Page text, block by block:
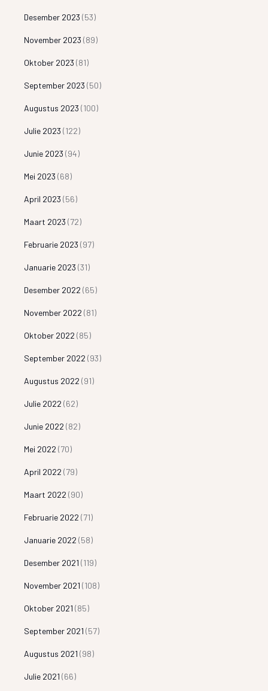
Desember 2023 (53)
November 2023 (89)
Oktober 2023 (81)
September 2023 (50)
Augustus 2023 (100)
Julie 2023 (122)
Junie 2023 (94)
Mei 2023 (68)
April 2023 (56)
Maart 2023 (72)
Februarie 2023 (97)
Januarie 2023 (31)
Desember 2022 (65)
November 2022 (81)
Oktober 2022 (85)
September 2022 (93)
Augustus 2022 (91)
Julie 2022 (62)
Junie 2022 (82)
Mei 2022 (70)
April 2022 (79)
Maart 2022 (90)
Februarie 2022 (71)
Januarie 2022 (58)
Desember 2021 (119)
November 2021 (108)
Oktober 2021 (85)
September 2021 (57)
Augustus 2021 (98)
Julie 2021 (66)